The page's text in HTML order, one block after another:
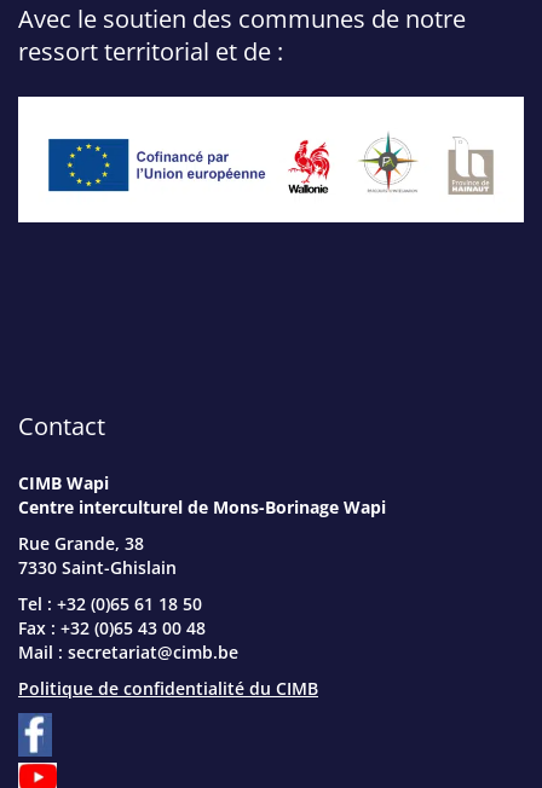
Avec le soutien des communes de notre
ressort territorial et de :
Contact
CIMB Wapi
Centre interculturel de Mons-Borinage Wapi
Rue Grande, 38
7330 Saint-Ghislain
Tel : +32 (0)65 61 18 50
Fax : +32 (0)65 43 00 48
Mail : secretariat@cimb.be
Politique de confidentialité du CIMB